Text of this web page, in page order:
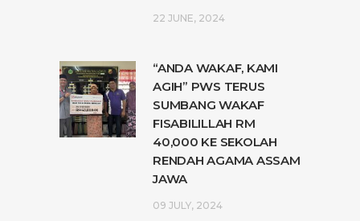
22 JUNE, 2024
“ANDA WAKAF, KAMI
AGIH” PWS TERUS
SUMBANG WAKAF
FISABILILLAH RM
40,000 KE SEKOLAH
RENDAH AGAMA ASSAM
JAWA
09 JULY, 2024